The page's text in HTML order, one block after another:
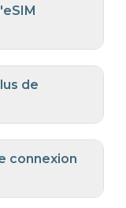
de
connexion